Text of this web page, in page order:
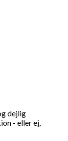
dejlig
- eller ej,